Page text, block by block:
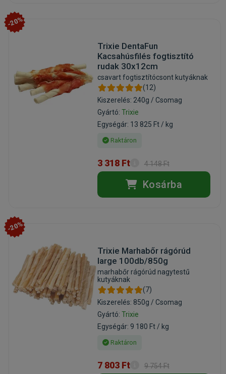
-20%
Trixie DentaFun
Kacsahúsfilés fogtisztító
rudak 30x12cm
csavart fogtisztítócsont kutyáknak
(12)
Kiszerelés: 240g / Csomag
Gyártó: Trixie
Egységár: 13 825 Ft / kg
Raktáron
3 318 Ft 4 148 Ft
Kosárba
-20%
Trixie Marhabőr rágórúd
large 100db/850g
marhabőr rágórúd nagytestű
kutyáknak
(7)
Kiszerelés: 850g / Csomag
Gyártó: Trixie
Egységár: 9 180 Ft / kg
Raktáron
7 803 Ft 9 754 Ft